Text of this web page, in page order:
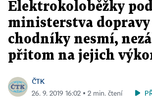
Elektrokoloběžky
ministerstva dopravy
chodníky nesmí,
přitom na jejich
ČTK
26. 9. 2019 16:02 ▪ 2 min. čtení